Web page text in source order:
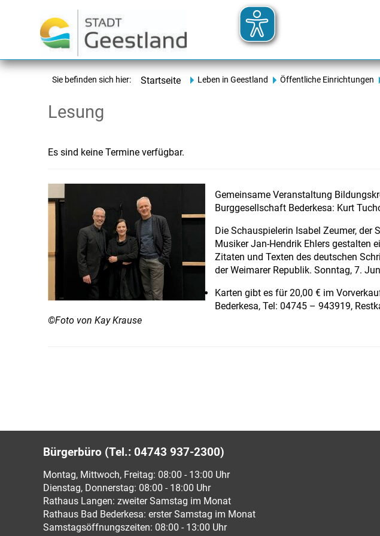
Sie befinden sich hier: Startseite Leben in Geestland Öffentliche Einrichtungen
Lesung
Es sind keine Termine verfügbar.
©Foto von Kay Krause
Gemeinsame Veranstaltung
Burggesellschaft Bederkesa: Kurt
Die Schauspielerin Isabel Zeumer, der
Musiker Jan-Hendrik Ehlers gestalten
Zitaten und Texten des deutschen
der Weimarer Republik. Sonntag, 7.
Karten gibt es für 20,00 € im
Bederkesa, Tel: 04745 – 943919,
Bürgerbüro (Tel.: 04743 937-2300)
Montag, Mittwoch, Freitag: 08:00 - 13:00 Uhr
Dienstag, Donnerstag: 08:00 - 18:00 Uhr
Rathaus Langen: zweiter Samstag im Monat
Rathaus Bad Bederkesa: erster Samstag im Monat
Samstagsöffnungszeiten: 08:00 - 13:00 Uhr